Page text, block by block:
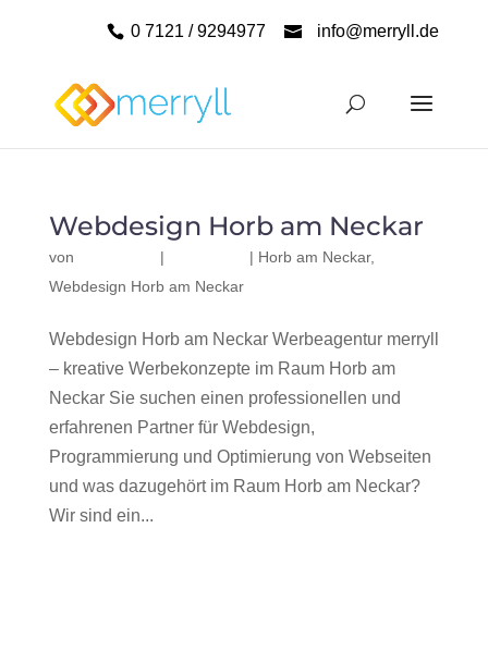
0 7121 / 9294977 info@merryll.de
Webdesign Horb am Neckar
von | | Horb am Neckar,
Webdesign Horb am Neckar
Webdesign Horb am Neckar Werbeagentur merryll
– kreative Werbekonzepte im Raum Horb am
Neckar Sie suchen einen professionellen und
erfahrenen Partner für Webdesign,
Programmierung und Optimierung von Webseiten
und was dazugehört im Raum Horb am Neckar?
Wir sind ein...